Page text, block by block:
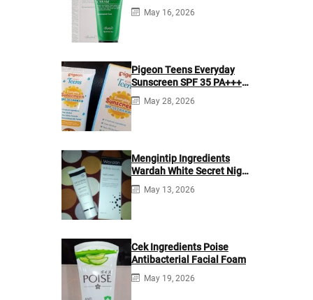
May 16, 2026
Pigeon Teens Everyday
Sunscreen SPF 35 PA+++
Ingredients
May 28, 2026
Mengintip Ingredients
Wardah White Secret Night
Cream
May 13, 2026
Cek Ingredients Poise
Antibacterial Facial Foam
May 19, 2026